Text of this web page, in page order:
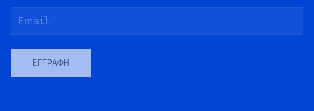
ΕΓΓΡΑΦΉ